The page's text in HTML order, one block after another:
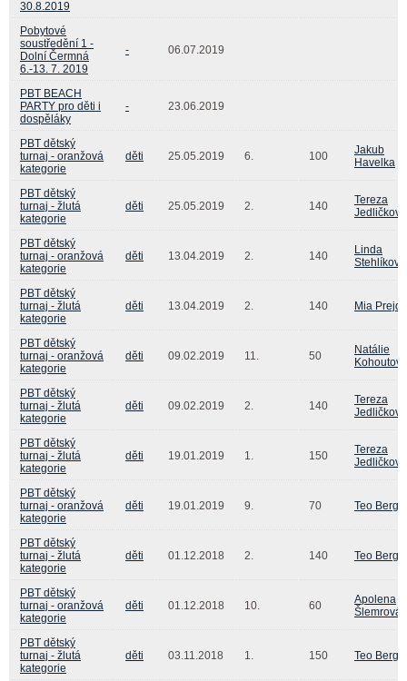
30.8.2019
Pobytové
soustředění 1 -
Dolní Čermná
6.-13. 7. 2019
- 06.07.2019
PBT BEACH
PARTY pro děti i
dospěláky
- 23.06.2019
PBT dětský
turnaj - oranžová
kategorie
děti 25.05.2019 6. 100
Jakub
Havelka
PBT dětský
turnaj - žlutá
kategorie
děti 25.05.2019 2. 140
Tereza
Jedličková
PBT dětský
turnaj - oranžová
kategorie
děti 13.04.2019 2. 140
Linda
Stehlíková
PBT dětský
turnaj - žlutá
kategorie
děti 13.04.2019 2. 140 Mia
PBT dětský
turnaj - oranžová
kategorie
děti 09.02.2019 11. 50
Natálie
Kohoutová
PBT dětský
turnaj - žlutá
kategorie
děti 09.02.2019 2. 140
Tereza
Jedličková
PBT dětský
turnaj - žlutá
kategorie
děti 19.01.2019 1. 150
Tereza
Jedličková
PBT dětský
turnaj - oranžová
kategorie
děti 19.01.2019 9. 70 Teo
PBT dětský
turnaj - žlutá
kategorie
děti 01.12.2018 2. 140 Teo
PBT dětský
turnaj - oranžová
kategorie
děti 01.12.2018 10. 60
Apolena
Šlemrová
PBT dětský
turnaj - žlutá
kategorie
děti 03.11.2018 1. 150 Teo